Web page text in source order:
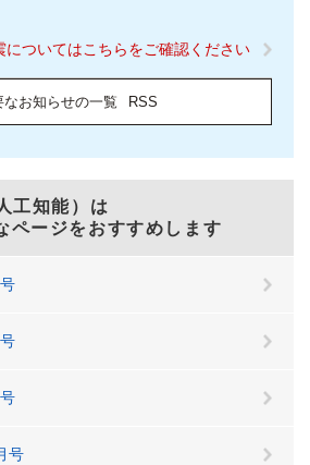
についてはこちらをご確認ください
なお知らせの一覧 RSS
工知能）は
ページをおすすめします
号